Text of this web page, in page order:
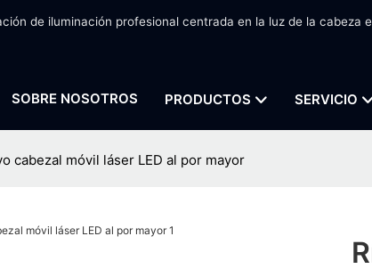
de iluminación profesional centrada en la luz de la cabeza
SOBRE NOSOTROS PRODUCTOS SERVICIO
cabezal móvil láser LED al por mayor